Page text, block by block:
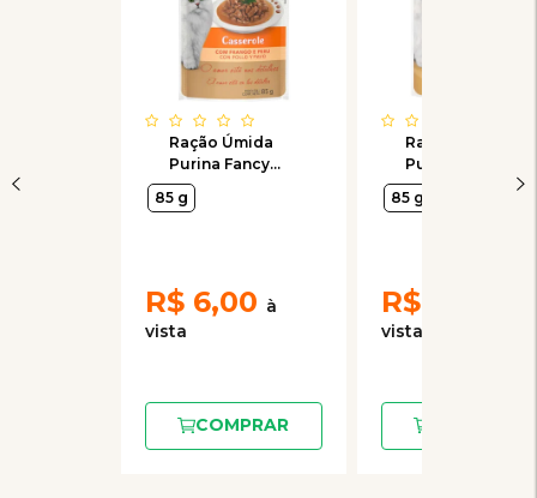
Ração Úmida
Purina Fancy
Feast Sachê
Casserole com
85 g
R$ 6,00
COMPRAR
Ração Úmida
Purina Fancy
Feast Sachê
Goulash com
85 g
R$